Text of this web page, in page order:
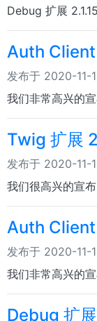
Debug 扩展
Auth
发布于 2020-11-
我们非常高兴的
Twig 扩展
发布于 2020-11-
我们很高兴的宣布
Auth Client
发布于 2020-11-
我们非常高兴的
Debug 扩